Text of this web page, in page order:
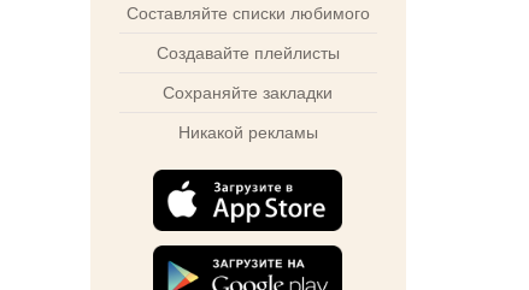
Составляйте списки любимого
Создавайте плейлисты
Сохраняйте закладки
Никакой рекламы